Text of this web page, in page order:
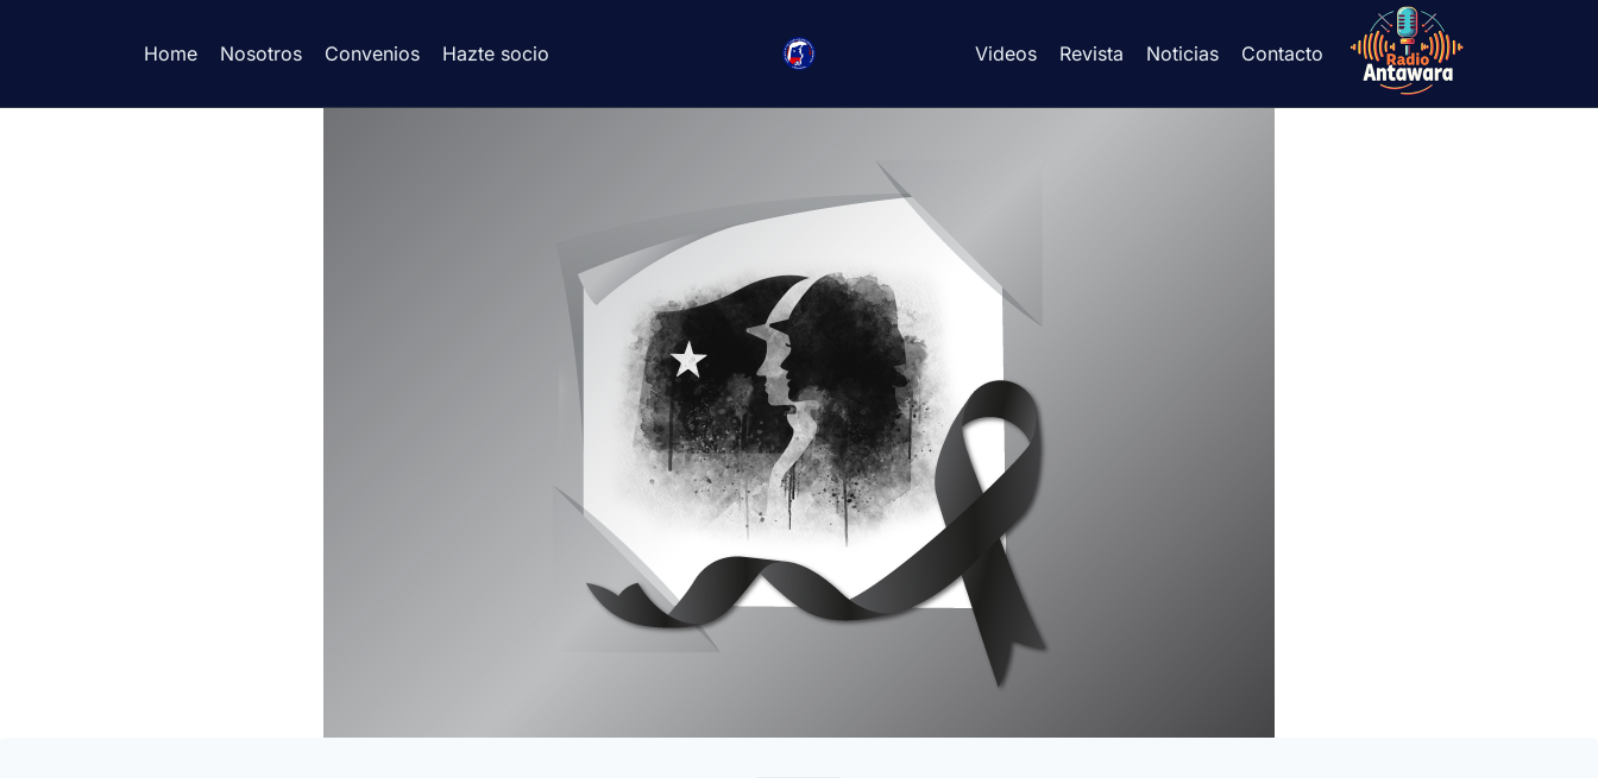
Home Nosotros Convenios Hazte socio Videos Revista Noticias Contacto